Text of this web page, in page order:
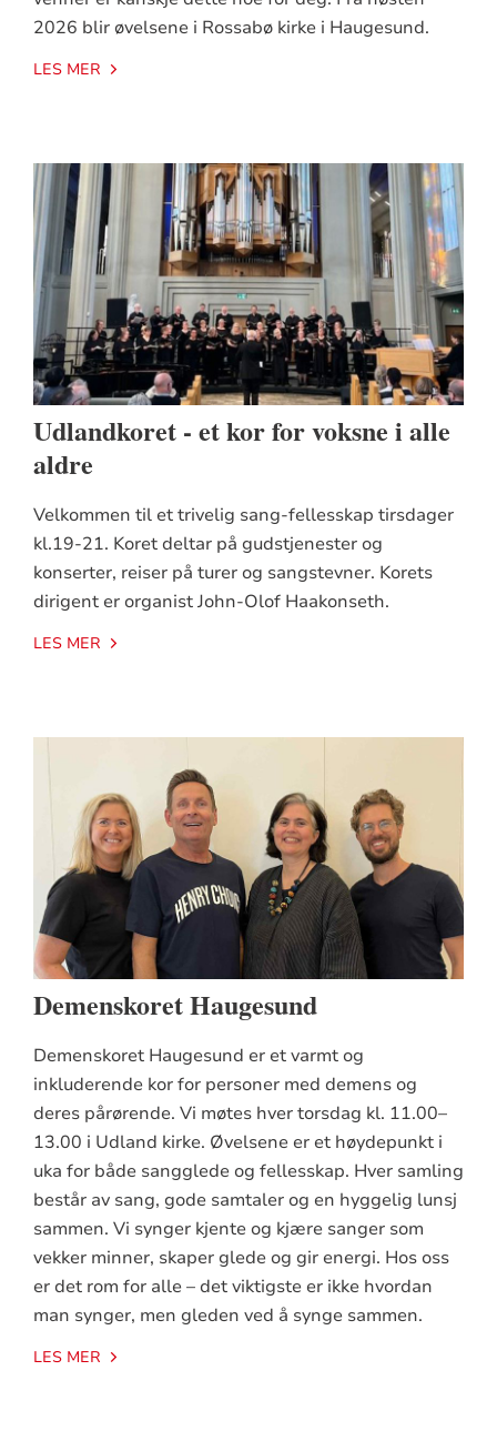
2026 blir øvelsene i Rossabø kirke i Haugesund.
LES MER
Udlandkoret - et kor for voksne i alle
aldre
Velkommen til et trivelig sang-fellesskap tirsdager
kl.19-21. Koret deltar på gudstjenester og
konserter, reiser på turer og sangstevner. Korets
dirigent er organist John-Olof Haakonseth.
LES MER
Demenskoret Haugesund
Demenskoret Haugesund er et varmt og
inkluderende kor for personer med demens og
deres pårørende. Vi møtes hver torsdag kl. 11.00–
13.00 i Udland kirke. Øvelsene er et høydepunkt i
uka for både sangglede og fellesskap. Hver samling
består av sang, gode samtaler og en hyggelig lunsj
sammen. Vi synger kjente og kjære sanger som
vekker minner, skaper glede og gir energi. Hos oss
er det rom for alle – det viktigste er ikke hvordan
man synger, men gleden ved å synge sammen.
LES MER